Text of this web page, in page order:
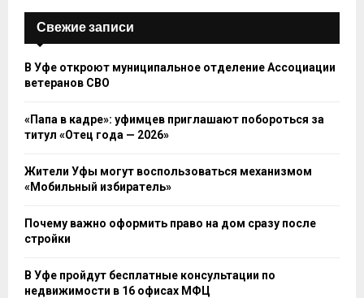
Свежие записи
В Уфе откроют муниципальное отделение Ассоциации
ветеранов СВО
«Папа в кадре»: уфимцев приглашают побороться за
титул «Отец года — 2026»
Жители Уфы могут воспользоваться механизмом
«Мобильный избиратель»
Почему важно оформить право на дом сразу после
стройки
В Уфе пройдут бесплатные консультации по
недвижимости в 16 офисах МФЦ